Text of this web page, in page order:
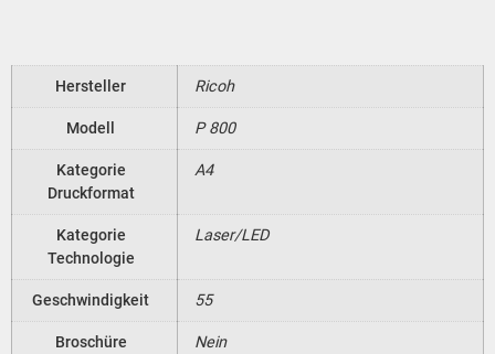
Hersteller Ricoh
Modell P 800
Kategorie
Druckformat
A4
Kategorie
Technologie
Laser/LED
Geschwindigkeit 55
Broschüre Nein